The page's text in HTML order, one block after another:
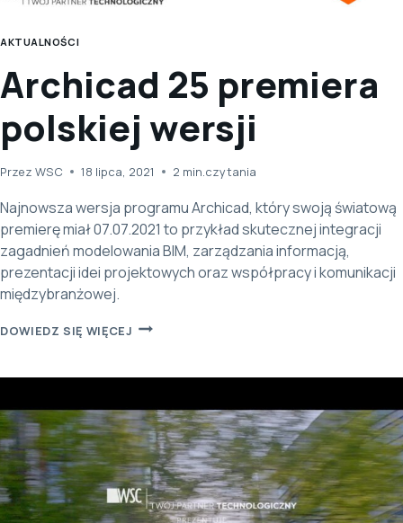
AKTUALNOŚCI
Archicad 25 premiera
polskiej wersji
Przez WSC 18 lipca, 2021 2 min.czytania
Najnowsza wersja programu Archicad, który swoją światową
premierę miał 07.07.2021 to przykład skutecznej integracji
zagadnień modelowania BIM, zarządzania informacją,
prezentacji idei projektowych oraz współpracy i komunikacji
międzybranżowej.
DOWIEDZ SIĘ WIĘCEJ ARCHICAD
WERSJI